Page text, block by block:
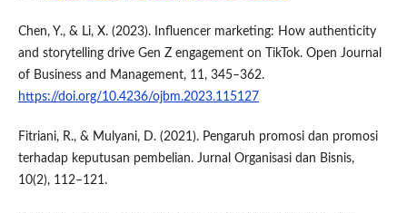
Chen, Y., & Li, X. (2023). Influencer marketing: How authenticity
and storytelling drive Gen Z engagement on TikTok. Open Journal
of Business and Management, 11, 345–362.
https://doi.org/10.4236/ojbm.2023.115127
Fitriani, R., & Mulyani, D. (2021). Pengaruh promosi dan promosi
terhadap keputusan pembelian. Jurnal Organisasi dan Bisnis,
10(2), 112–121.